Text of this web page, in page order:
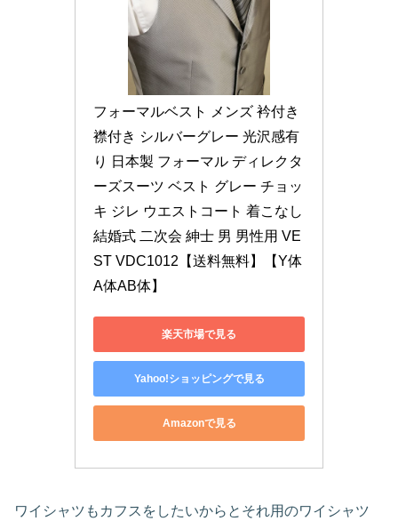
フォーマルベスト メンズ 衿付き
襟付き シルバーグレー 光沢感有
り 日本製 フォーマル ディレクタ
ーズスーツ ベスト グレー チョッ
キ ジレ ウエストコート 着こなし
結婚式 二次会 紳士 男 男性用 VE
ST VDC1012【送料無料】【Y体
A体AB体】
楽天市場で見る
Yahoo!ショッピングで見る
Amazonで見る
ワイシャツもカフスをしたいからとそれ用のワイシャツ